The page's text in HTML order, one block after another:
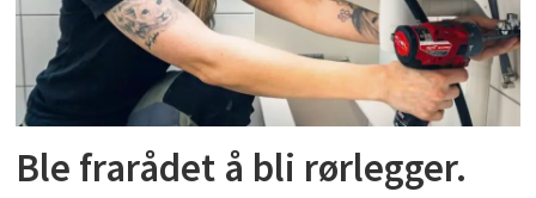
Ble frarådet å bli rørlegger.